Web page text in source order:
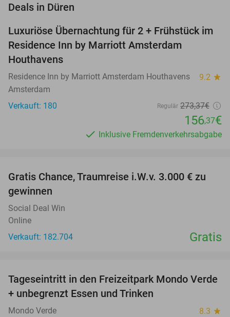
Deals in Düren
43%
Luxuriöse Übernachtung für 2 + Frühstück im
Residence Inn by Marriott Amsterdam
Houthavens
Residence Inn by Marriott Amsterdam Houthavens 9.2 star
Amsterdam
Verkauft: 180
Regulär 273,37€
156,37€
Inklusive Fremdenverkehrsabgabe
Gratis Chance, Traumreise i.W.v. 3.000 € zu
gewinnen
Social Deal Win
Online
Verkauft: 182.704
Gratis
25%
Tageseintritt in den Freizeitpark Mondo Verde
+ unbegrenzt Essen und Trinken
Mondo Verde 8.3 star